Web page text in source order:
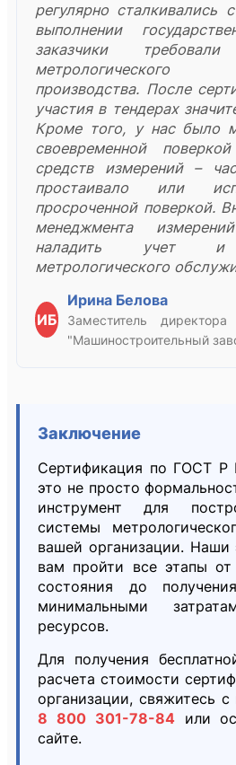
регулярно сталкивались
выполнении
заказчики требовали
метрологического
производства. После
участия в тендерах
Кроме того, у нас было
своевременной
средств измерений –
простаивало или
просроченной поверкой.
менеджмента
наладить учет и
метрологического
ИБ
Ирина Белова
Заместитель
"Машиностроительный
Заключение
Сертификация по ГОСТ Р
это не просто
инструмент для
системы
вашей организации. Наши
вам пройти все этапы
состояния до
минимальными
ресурсов.
Для получения
расчета стоимости
организации, свяжитесь
8 800 301-78-84или
сайте.